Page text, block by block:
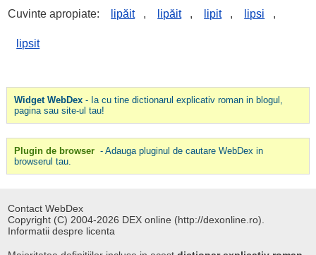
Cuvinte apropiate: lipăit , lipăit , lipit , lipsi ,
lipsit
Widget WebDex- Ia cu tine dictionarul explicativ roman in blogul,
pagina sau site-ul tau!
Plugin de browser - Adauga pluginul de cautare WebDex in
browserul tau.
Contact WebDex
Copyright (C) 2004-2026 DEX online (http://dexonline.ro).
Informatii despre licenta